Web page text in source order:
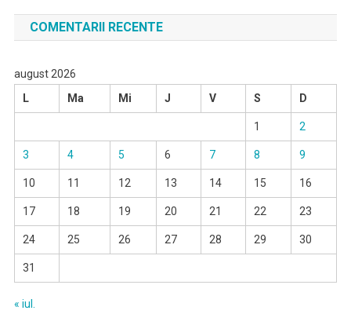
COMENTARII RECENTE
august 2026
L
Ma Mi J V S D
1 2
3 4 5 6 7 8 9
10 11 12 13 14 15 16
17 18 19 20 21 22 23
24 25 26 27 28 29 30
31
« iul.